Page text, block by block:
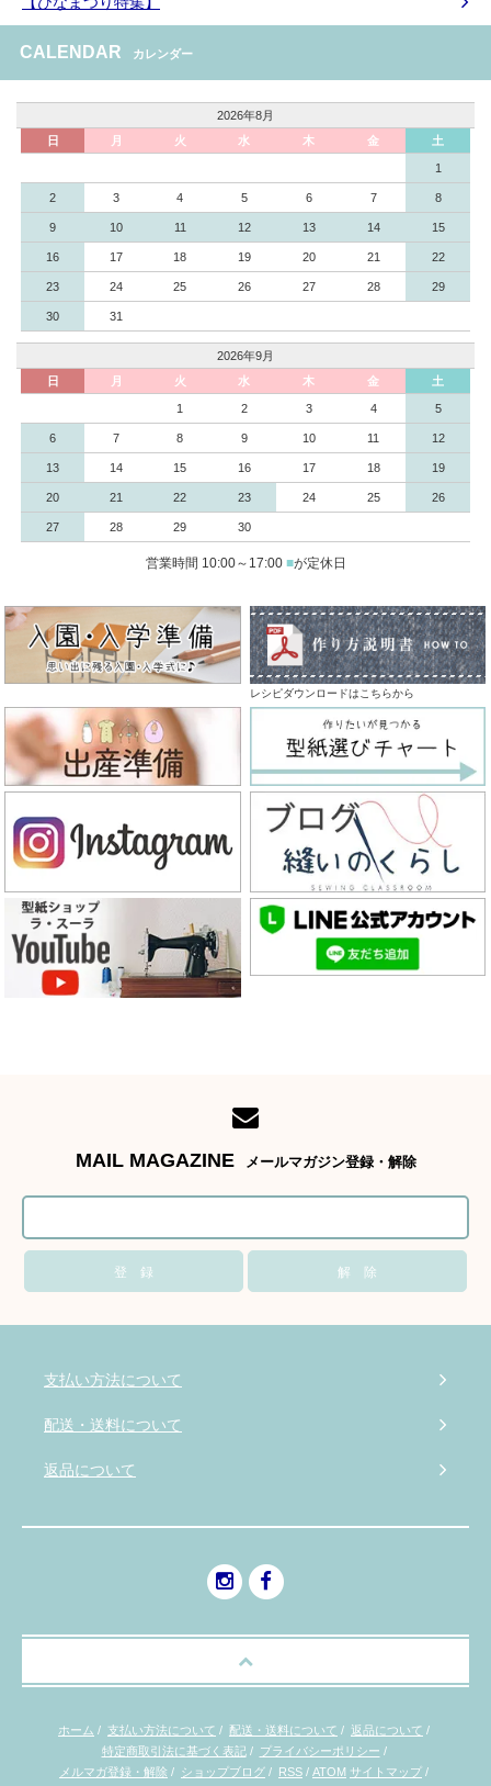
CALENDAR カレンダー
2026年8月
日
月 火 水 木 金 土
1
2 3 4 5 6 7 8
9 10 11 12 13 14 15
16 17 18 19 20 21 22
23 24 25 26 27 28 29
30 31
2026年9月
日
月 火 水 木 金 土
1 2 3 4 5
6 7 8 9 10 11 12
13 14 15 16 17 18 19
20 21 22 23 24 25 26
27 28 29 30
営業時間 10:00～17:00 ■が定休日
レシピダウンロードはこちらから
MAIL MAGAZINE メールマガジン登録・解除
支払い方法について
配送・送料について
返品について
ホーム / 支払い方法について / 配送・送料について / 返品について /
特定商取引法に基づく表記 / プライバシーポリシー /
メルマガ登録・解除 / ショップブログ / RSS / ATOM サイトマップ /